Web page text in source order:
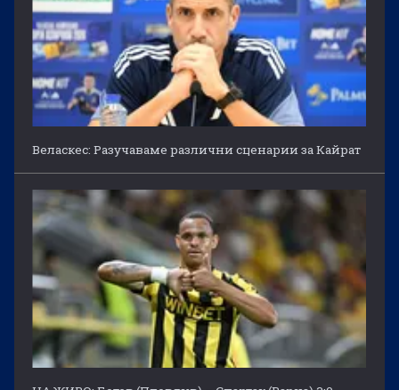
Веласкес: Разучаваме различни сценарии за Кайрат